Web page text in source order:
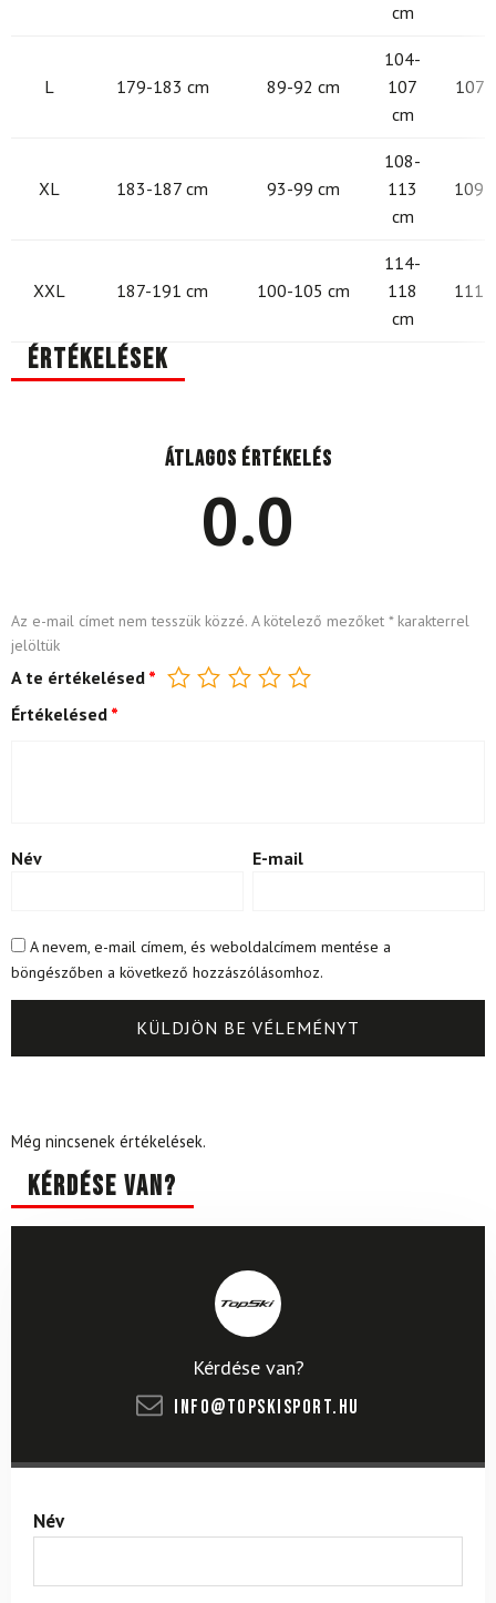
cm
L 179-183 cm 89-92 cm
104-
107
cm
107
XL 183-187 cm 93-99 cm
108-
113
cm
109
XXL 187-191 cm 100-105 cm
114-
118
cm
111
Értékelések
Átlagos értékelés
0.0
Az e-mail címet nem tesszük közzé. A kötelező mezőket *karakterrel
jelöltük
A te értékelésed *
Értékelésed *
Név E-mail
A nevem, e-mail címem, és weboldalcímem mentése a
böngészőben a következő hozzászólásomhoz.
Még nincsenek értékelések.
Kérdése van?
Kérdése van?
info@topskisport.hu
Név